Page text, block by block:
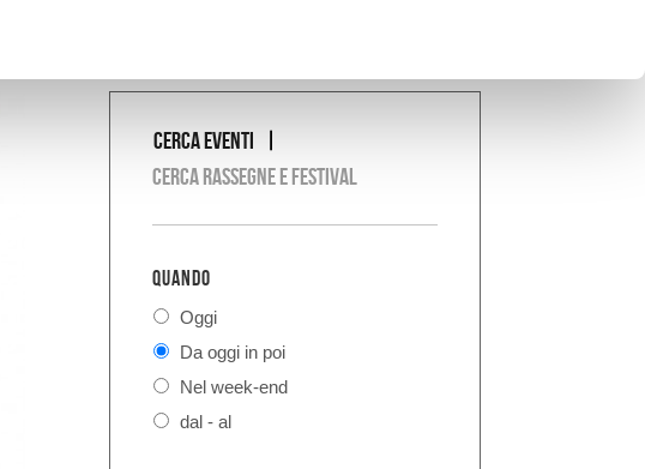
COSA
Cerca eventi
Cerca rassegne e festival
QUANDO
Oggi
Da oggi in poi
Nel week-end
dal - al